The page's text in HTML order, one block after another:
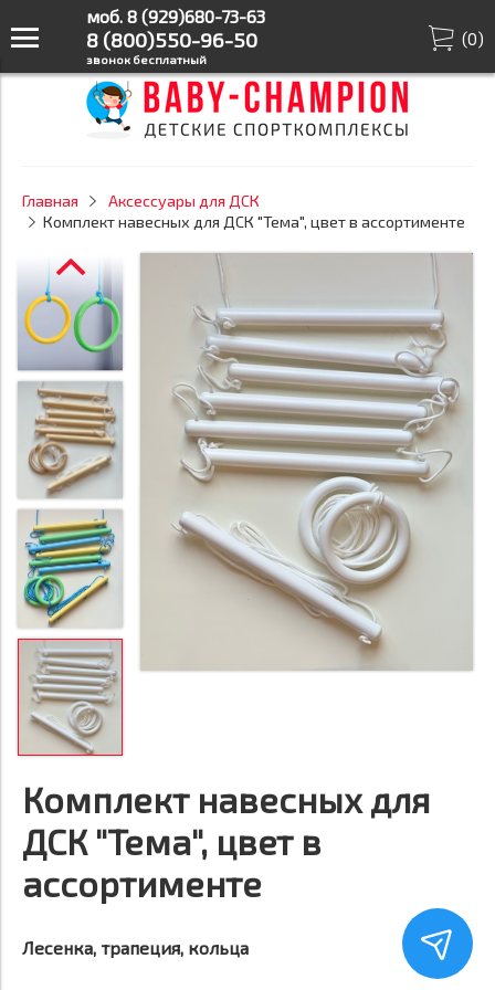
моб. 8 (929)680-73-63
8 (800)550-96-50
звонок бесплатный
(0)
Главная
Аксессуары для ДСК
Комплект навесных для ДСК "Тема", цвет в ассортименте
Комплект навесных для
ДСК "Тема", цвет в
ассортименте
Лесенка, трапеция, кольца